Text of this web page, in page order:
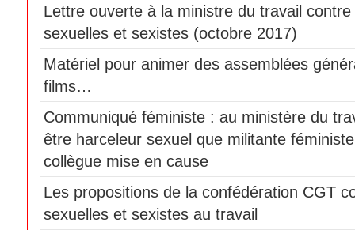
Lettre ouverte à la ministre du travail contre
sexuelles et sexistes (octobre 2017)
Matériel pour animer des assemblées
films…
Communiqué féministe : au ministère du
être harceleur sexuel que militante
collègue mise en cause
Les propositions de la confédération CGT
sexuelles et sexistes au travail